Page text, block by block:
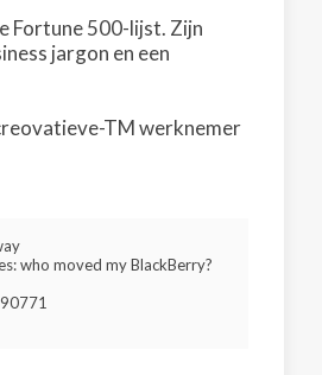
Fortune 500-lijst. Zijn
jargon en een
TM werknemer
who moved my BlackBerry?